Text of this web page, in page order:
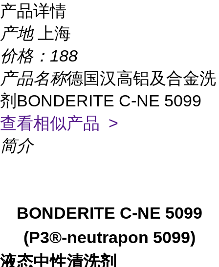
产品详情
产地
上海
价格： 188
产品名称德国汉高铝及合金洗
剂BONDERITE C-NE 5099
查看相似产品 >
简介
BONDERITE C-NE 5099
(P3®-neutrapon 5099)
液态中性清洗剂